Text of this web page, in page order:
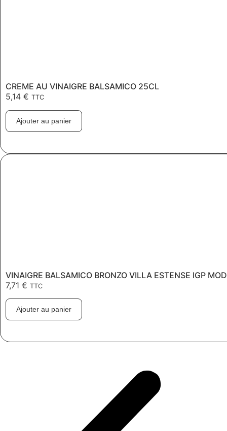
CREME AU VINAIGRE BALSAMICO 25CL
5,14 € TTC
Ajouter au panier
VINAIGRE BALSAMICO BRONZO VILLA ESTENSE IGP
7,71 € TTC
Ajouter au panier